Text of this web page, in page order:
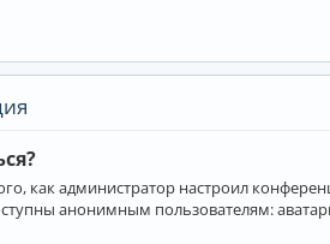
как администратор настроил
анонимным пользователям: